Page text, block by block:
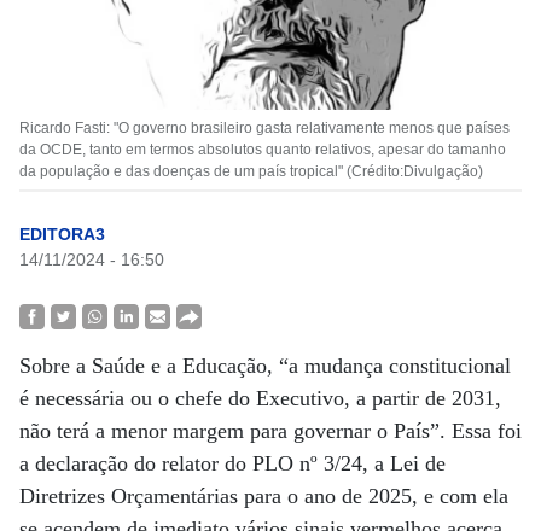
Ricardo Fasti: "O governo brasileiro gasta relativamente menos que países
da OCDE, tanto em termos absolutos quanto relativos, apesar do tamanho
da população e das doenças de um país tropical" (Crédito:Divulgação)
EDITORA3
14/11/2024 - 16:50
Sobre a Saúde e a Educação, “a mudança constitucional
é necessária ou o chefe do Executivo, a partir de 2031,
não terá a menor margem para governar o País”. Essa foi
a declaração do relator do PLO nº 3/24, a Lei de
Diretrizes Orçamentárias para o ano de 2025, e com ela